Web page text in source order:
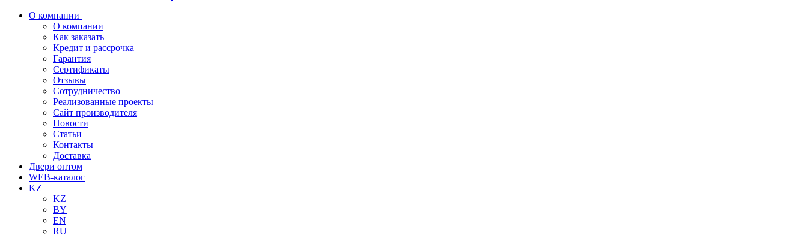
О компании
О компании
Как заказать
Кредит и рассрочка
Гарантия
Сертификаты
Отзывы
Сотрудничество
Реализованные проекты
Сайт производителя
Новости
Статьи
Контакты
Доставка
Двери оптом
WEB-каталог
KZ
KZ
BY
EN
RU